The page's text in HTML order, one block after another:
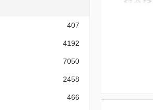
407
4192
7050
2458
466